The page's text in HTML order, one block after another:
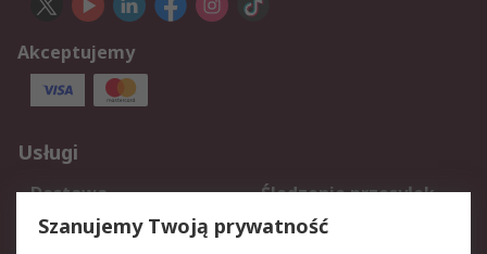
Akceptujemy
Usługi
Dostawa
Śledzenie przesyłek
Reklamacje i zwroty
Rejestracja
Szanujemy Twoją prywatność